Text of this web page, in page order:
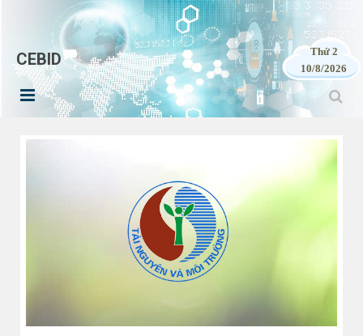
CEBID
Thứ 2
10/8/2026